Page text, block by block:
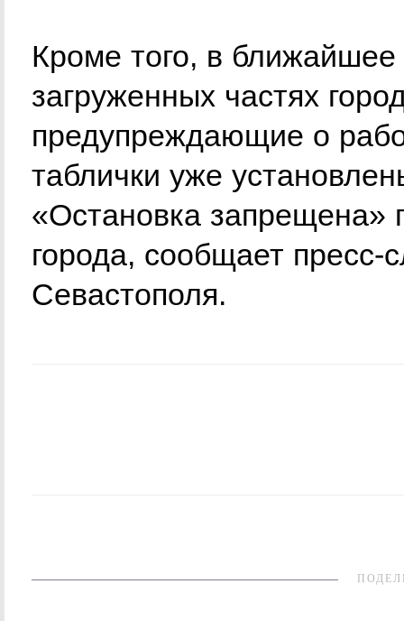
Кроме того, в
загруженных частях
предупреждающие о
таблички уже
«Остановка запрещена»
города, сообщает пресс-
Севастополя.